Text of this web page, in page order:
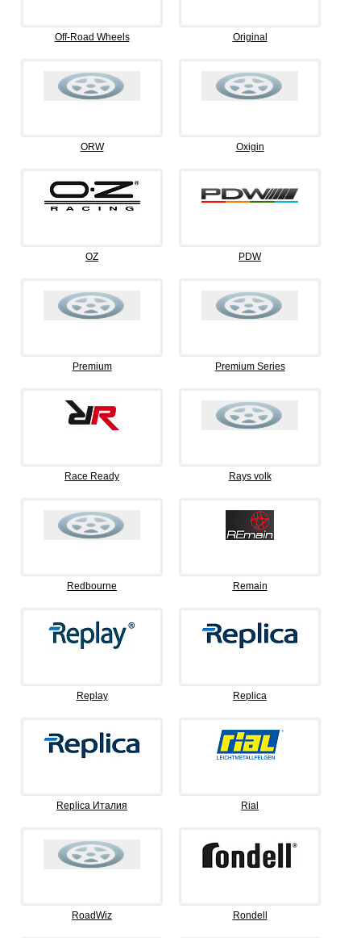
Off-Road Wheels Original
ORW Oxigin
OZ PDW
Premium Premium Series
Race Ready Rays volk
Redbourne Remain
Replay Replica
Replica Италия Rial
RoadWiz Rondell